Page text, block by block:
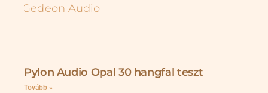
Pylon Audio Opal 30 hangfal teszt
Tovább »